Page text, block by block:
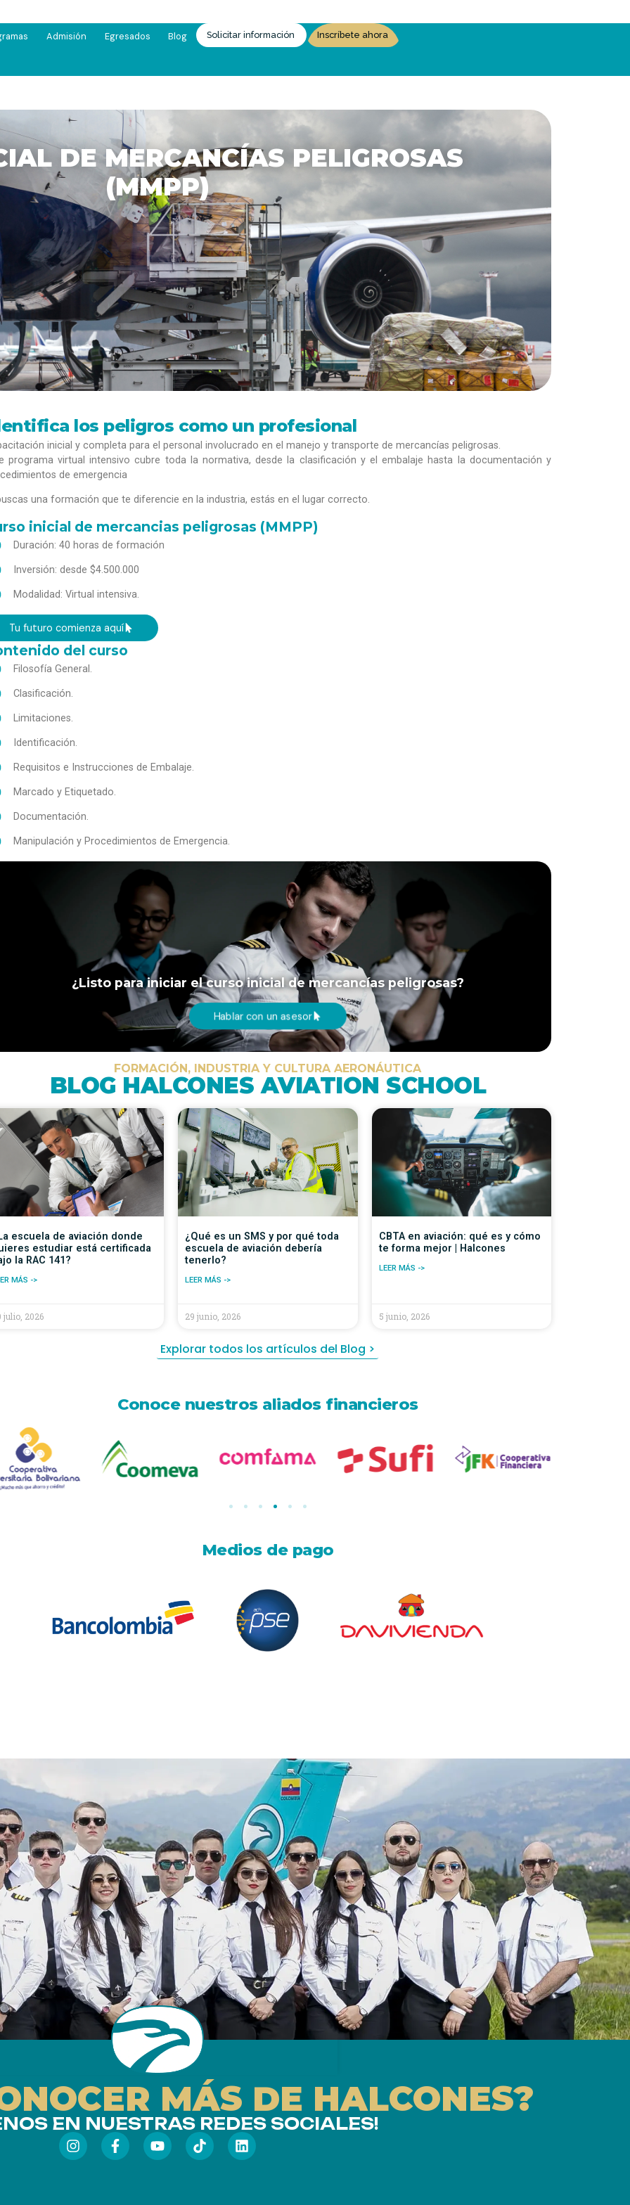
Admisión Egresados Blog Solicitar información Inscríbete ahora
DE MERCANCÍAS PELIGROSAS
(MMPP)
los peligros como un profesional
inicial y completa para el personal involucrado en el manejo y transporte de mercancías peligrosas.
programa virtual intensivo cubre toda la normativa, desde la clasificación y el embalaje hasta la documentación y
de emergencia
una formación que te diferencie en la industria, estás en el lugar correcto.
inicial de mercancias peligrosas (MMPP)
Duración: 40 horas de formación
Inversión: desde $4.500.000
Modalidad: Virtual intensiva.
Tu futuro comienza aquí
del curso
Filosofía General.
Clasificación.
Limitaciones.
Identificación.
Requisitos e Instrucciones de Embalaje.
Marcado y Etiquetado.
Documentación.
Manipulación y Procedimientos de Emergencia.
¿Listo para iniciar el curso inicial de mercancías peligrosas?
Hablar con un asesor
FORMACIÓN, INDUSTRIA Y CULTURA AERONÁUTICA
BLOG HALCONES AVIATION SCHOOL
escuela de aviación donde
estudiar está certificada
la RAC 141?
MÁS ->
julio, 2026
¿Qué es un SMS y por qué toda
escuela de aviación debería
tenerlo?
LEER MÁS ->
29 junio, 2026
CBTA en aviación: qué es y cómo
te forma mejor | Halcones
LEER MÁS ->
5 junio, 2026
Explorar todos los artículos del Blog >
Conoce nuestros aliados financieros
Medios de pago
MÁS DE HALCONES?
EN NUESTRAS REDES SOCIALES!